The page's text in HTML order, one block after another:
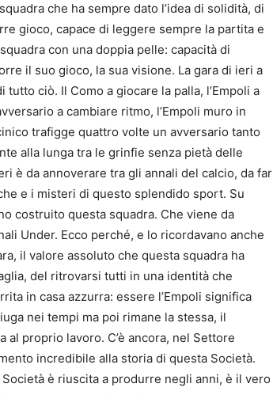
che ha sempre dato l’idea di solidità, di
gioco, capace di leggere sempre la partita e
con una doppia pelle: capacità di
il suo gioco, la sua visione. La gara di ieri a
ciò. Il Como a giocare la palla, l’Empoli a
a cambiare ritmo, l’Empoli muro in
trafigge quattro volte un avversario tanto
alla lunga tra le grinfie senza pietà delle
è da annoverare tra gli annali del calcio, da far
e i misteri di questo splendido sport. Su
costruito questa squadra. Che viene da
Under. Ecco perché, e lo ricordavano anche
il valore assoluto che questa squadra ha
del ritrovarsi tutti in una identità che
in casa azzurra: essere l’Empoli significa
nei tempi ma poi rimane la stessa, il
proprio lavoro. C’è ancora, nel Settore
incredibile alla storia di questa Società.
è riuscita a produrre negli anni, è il vero